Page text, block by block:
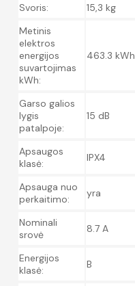
Svoris:
15,3 kg
Metinis
elektros
energijos
suvartojimas
kWh:
463.3 kWh
Garso galios
lygis
patalpoje:
15 dB
Apsaugos
klasė:
IPX4
Apsauga nuo
perkaitimo:
yra
Nominali
srovė
8.7 A
Energijos
klasė:
B